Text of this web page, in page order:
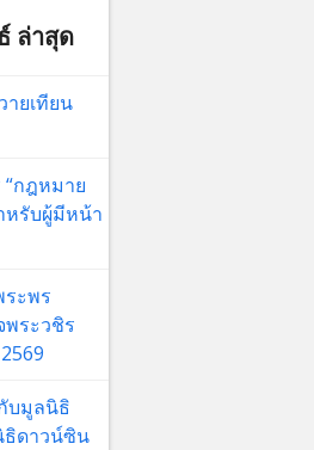
ล่าสุด
ายเทียน
“กฎหมาย
หรับผู้มีหน้า
ระพร
ระวชิร
บมูลนิธิ
ธิดาวน์ซิน